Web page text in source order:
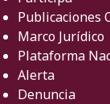
Publicaciones
Marco Jurídico
Plataforma
Alerta
Denuncia